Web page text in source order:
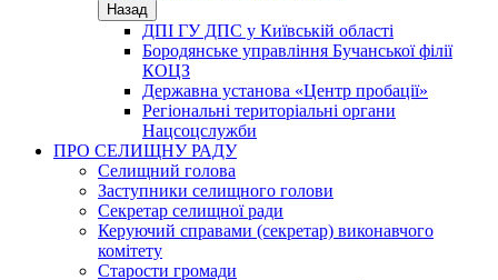
Назад
ДПІ ГУ ДПС у Київській області
Бородянське управління Бучанської філії
КОЦЗ
Державна установа «Центр пробації»
Регіональні територіальні органи
Нацсоцслужби
ПРО СЕЛИЩНУ РАДУ
Селищний голова
Заступники селищного голови
Секретар селищної ради
Керуючий справами (секретар) виконавчого
комітету
Старости громади